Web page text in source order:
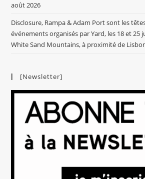
août 2026
Disclosure, Rampa & Adam Port sont les
événements organisés par Yard, les 18 et 25
White Sand Mountains, à proximité de
[Newsletter]